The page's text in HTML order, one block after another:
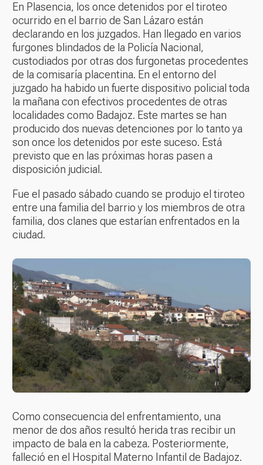
En Plasencia, los once detenidos por el tiroteo
ocurrido en el barrio de San Lázaro están
declarando en los juzgados. Han llegado en varios
furgones blindados de la Policía Nacional,
custodiados por otras dos furgonetas procedentes
de la comisaría placentina. En el entorno del
juzgado ha habido un fuerte dispositivo policial toda
la mañana con efectivos procedentes de otras
localidades como Badajoz. Este martes se han
producido dos nuevas detenciones por lo tanto ya
son once los detenidos por este suceso. Está
previsto que en las próximas horas pasen a
disposición judicial.
Fue el pasado sábado cuando se produjo el tiroteo
entre una familia del barrio y los miembros de otra
familia, dos clanes que estarían enfrentados en la
ciudad.
Como consecuencia del enfrentamiento, una
menor de dos años resultó herida tras recibir un
impacto de bala en la cabeza. Posteriormente,
falleció en el Hospital Materno Infantil de Badajoz.